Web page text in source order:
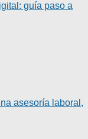
guía paso a
asesoría laboral,